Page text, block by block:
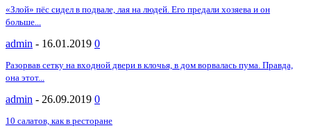
«Злой» пёс сидел в подвале, лая на людей. Его предали хозяева и он
больше...
admin - 16.01.2019 0
Разорвав сетку на входной двери в клочья, в дом ворвалась пума. Правда,
она этот...
admin - 26.09.2019 0
10 салатов, как в ресторане